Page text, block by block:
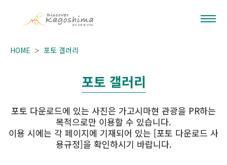
HOME 포토 갤러리
포토 갤러리
포토 다운로드에 있는 사진은 가고시마현 관광을 PR하는
목적으로만 이용할 수 있습니다.
이용 시에는 각 페이지에 기재되어 있는 [포토 다운로드 사
용규정]을 확인하시기 바랍니다.